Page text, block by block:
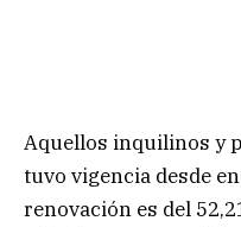
Aquellos inquilinos y
tuvo vigencia desde
renovación es del